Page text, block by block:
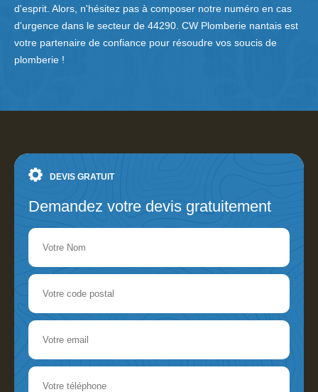
d'esprit. Alors, n'hésitez pas à composer notre numéro en cas
d'urgence dans le secteur de 44290. CW Plomberie nantais est
votre partenaire de confiance pour résoudre vos soucis de
plomberie !
DEVIS GRATUIT
Demandez votre devis gratuitement